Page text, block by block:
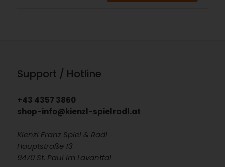
Support / Hotline
+43 4357 3860
shop-info@kienzl-spielradl.at
Kienzl Franz Spiel & Radl
Hauptstraße 13
9470 St. Paul im Lavanttal